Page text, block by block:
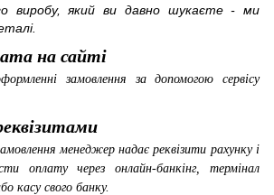
виробу, який ви давно шукаєте - ми
на сайті
замовлення за допомогою сервісу
менеджер надає реквізити рахунку і
оплату через онлайн-банкінг, термінал
касу свого банку.